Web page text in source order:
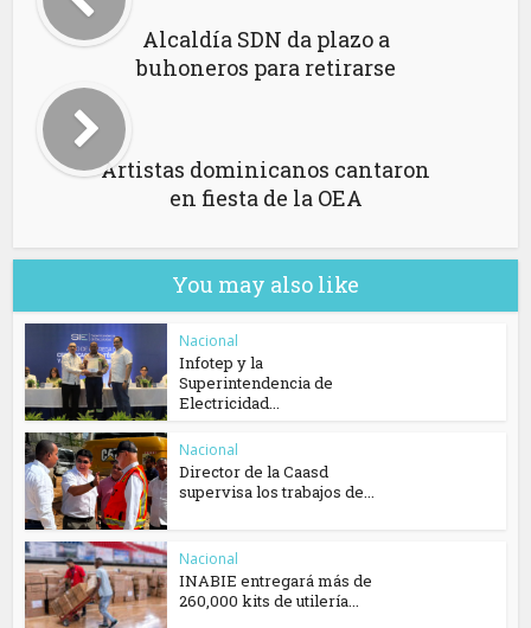
Alcaldía SDN da plazo a
buhoneros para retirarse
Artistas dominicanos cantaron
en fiesta de la OEA
You may also like
Nacional
Infotep y la
Superintendencia de
Electricidad...
Nacional
Director de la Caasd
supervisa los trabajos de...
Nacional
INABIE entregará más de
260,000 kits de utilería...